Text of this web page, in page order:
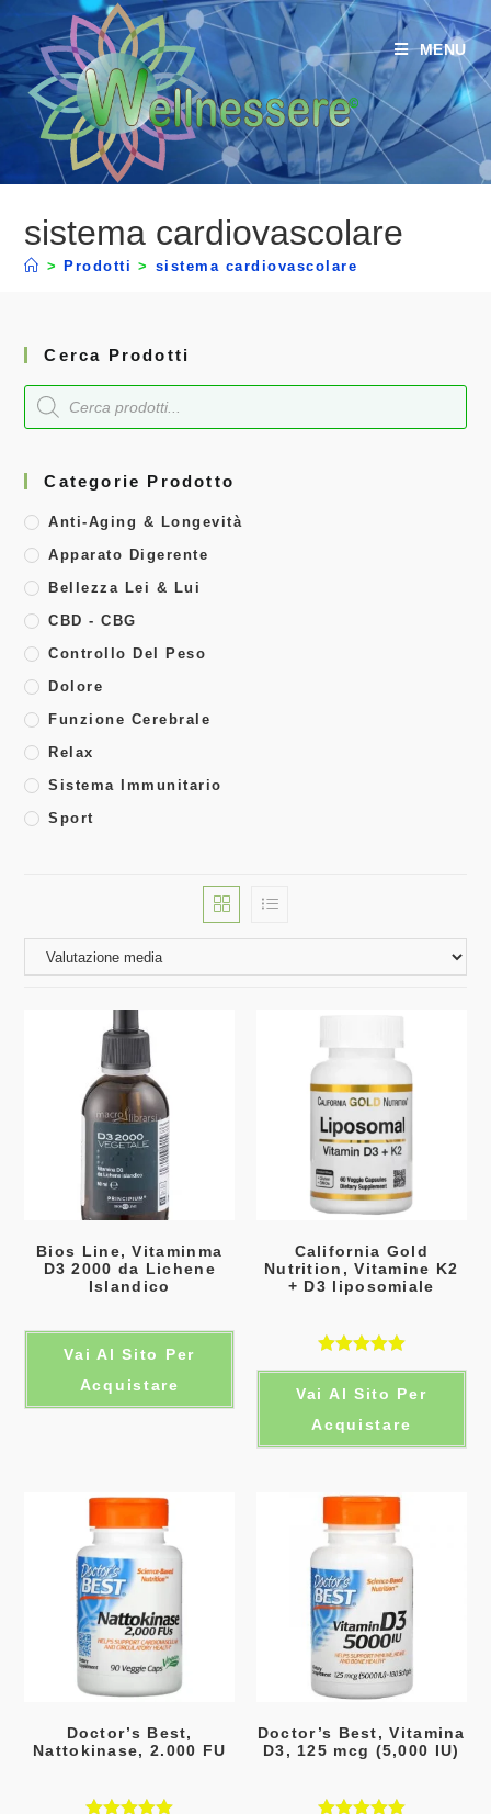
MENU
sistema cardiovascolare
> Prodotti > sistema cardiovascolare
Cerca Prodotti
Categorie Prodotto
Anti-Aging & Longevità
Apparato Digerente
Bellezza Lei & Lui
CBD - CBG
Controllo Del Peso
Dolore
Funzione Cerebrale
Relax
Sistema Immunitario
Sport
Bios Line, Vitaminma
D3 2000 da Lichene
Islandico
Vai Al Sito Per
Acquistare
California Gold
Nutrition, Vitamine K2
+ D3 liposomiale
Valutato
5.00su 5
Vai Al Sito Per
Acquistare
Doctor’s Best,
Nattokinase, 2.000 FU
Doctor’s Best, Vitamina
D3, 125 mcg (5,000 IU)